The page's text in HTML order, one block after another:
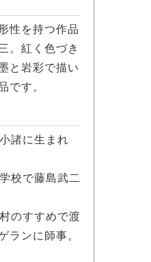
性を持つ作品
。紅く色づき
と岩彩で描い
です。
諸に生まれ
校で藤島武二
のすすめで渡
ンに師事。